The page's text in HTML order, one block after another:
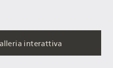
interattiva